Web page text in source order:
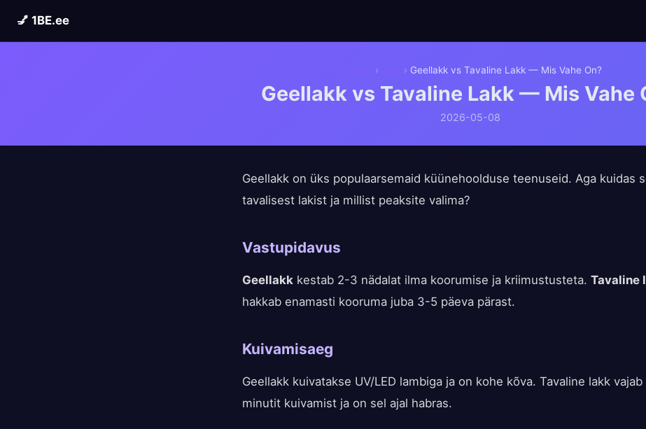
💅 1BE.ee
› › Geellakk vs Tavaline Lakk — Mis Vahe On?
Geellakk vs Tavaline Lakk — Mis Vahe
2026-05-08
Geellakk on üks populaarsemaid küünehoolduse teenuseid. Aga kuidas
tavalisest lakist ja millist peaksite valima?
Vastupidavus
Geellakk kestab 2-3 nädalat ilma koorumise ja kriimustusteta. Tavaline
hakkab enamasti kooruma juba 3-5 päeva pärast.
Kuivamisaeg
Geellakk kuivatakse UV/LED lambiga ja on kohe kõva. Tavaline lakk
minutit kuivamist ja on sel ajal habras.